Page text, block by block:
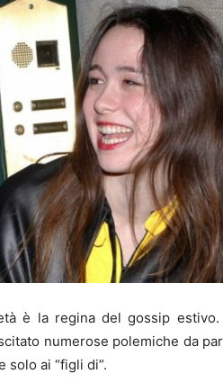
è la regina del gossip
numerose polemiche da
solo ai “figli di”.